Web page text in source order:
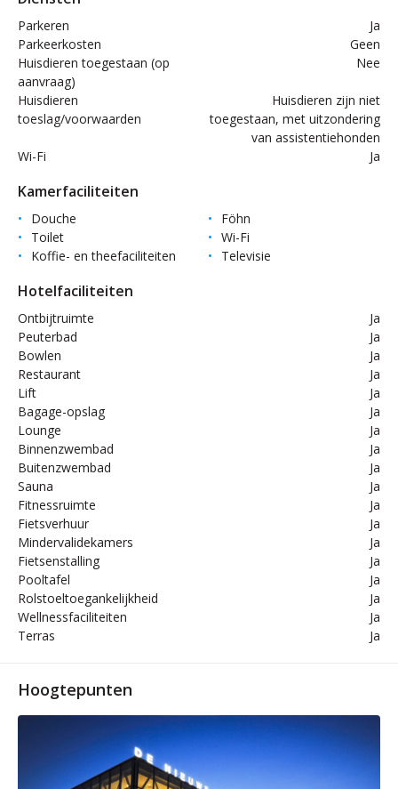
Parkeren
Ja
Parkeerkosten
Geen
Huisdieren toegestaan (op
aanvraag)
Nee
Huisdieren
toeslag/voorwaarden
Huisdieren zijn niet
toegestaan, met uitzondering
van assistentiehonden
Wi-Fi
Ja
Kamerfaciliteiten
Douche
Föhn
Toilet
Wi-Fi
Koffie- en theefaciliteiten
Televisie
Hotelfaciliteiten
Ontbijtruimte
Ja
Peuterbad
Ja
Bowlen
Ja
Restaurant
Ja
Lift
Ja
Bagage-opslag
Ja
Lounge
Ja
Binnenzwembad
Ja
Buitenzwembad
Ja
Sauna
Ja
Fitnessruimte
Ja
Fietsverhuur
Ja
Mindervalidekamers
Ja
Fietsenstalling
Ja
Pooltafel
Ja
Rolstoeltoegankelijkheid
Ja
Wellnessfaciliteiten
Ja
Terras
Ja
Hoogtepunten